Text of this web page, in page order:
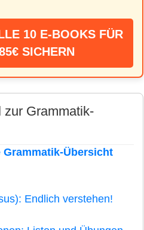
10 E-BOOKS FÜR
SICHERN
zur Grammatik-
Grammatik-Übersicht
Endlich verstehen!